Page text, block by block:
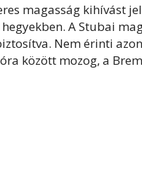
magasság kihívást
A Stubai
Nem érinti
között mozog, a